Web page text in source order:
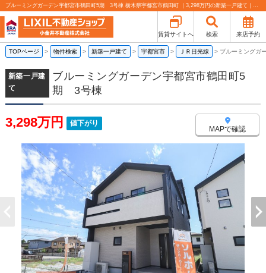
ブルーミングガーデン宇都宮市鶴田町5期 3号棟 栃木県宇都宮市鶴田町 ｜3,298万円の新築一戸建て｜小金井不動産売買部 小山城東店
賃貸サイトへ 検索 来店予約
TOPページ > 物件検索 > 新築一戸建て > 宇都宮市 > ＪＲ日光線 > ブルーミングガ
新築一戸建
て
ブルーミングガーデン宇都宮市鶴田町5
期 3号棟
3,298万円 値下がり
MAPで確認